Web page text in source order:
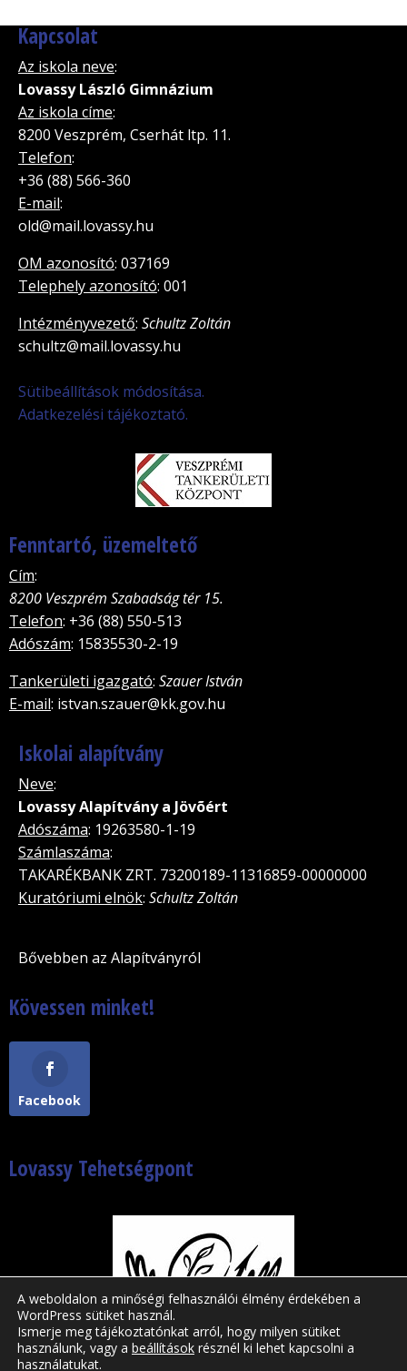
Kapcsolat
Az iskola neve:
Lovassy László Gimnázium
Az iskola címe:
8200 Veszprém, Cserhát ltp. 11.
Telefon:
+36 (88) 566-360
E-mail:
old@mail.lovassy.hu
OM azonosító: 037169
Telephely azonosító: 001
Intézményvezető: Schultz Zoltán
schultz@mail.lovassy.hu
Sütibeállítások módosítása.
Adatkezelési tájékoztató.
Fenntartó, üzemeltető
Cím:
8200 Veszprém Szabadság tér 15.
Telefon: +36 (88) 550-513
Adószám: 15835530-2-19
Tankerületi igazgató: Szauer István
E-mail: istvan.szauer@kk.gov.hu
Iskolai alapítvány
Neve:
Lovassy Alapítvány a Jövõért
Adószáma: 19263580-1-19
Számlaszáma:
TAKARÉKBANK ZRT. 73200189-11316859-00000000
Kuratóriumi elnök: Schultz Zoltán
Bővebben az Alapítványról
Kövessen minket!
Facebook
Lovassy Tehetségpont
A weboldalon a minőségi felhasználói élmény érdekében a
WordPress sütiket használ.
Ismerje meg tájékoztatónkat arról, hogy milyen sütiket
használunk, vagy a beállítások résznél ki lehet kapcsolni a
használatukat.